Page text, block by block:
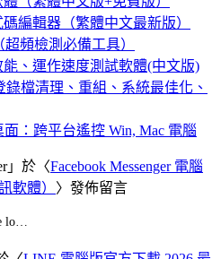
編輯器（繁體中文最新版）
頻檢測必備工具）
能、運作速度測試軟體(中文版)
錄檔清理、重組、系統最佳化、
：跨平台遙控 Win, Mac 電腦
」於〈Facebook Messenger 電腦
軟體） 〉發佈留言
lo…